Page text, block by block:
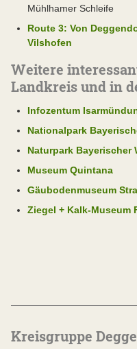
Mühlhamer Schleife
Route 3: Von
Vilshofen
Weitere
Landkreis und in
Infozentum
Nationalpark
Naturpark Bayerischer
Museum Quintana
Gäubodenmuseum
Ziegel + Kalk-Museum
Kreisgruppe